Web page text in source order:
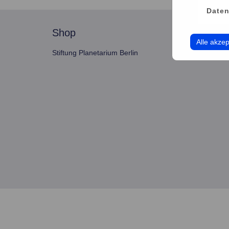
Alle
shop
Stiftung Planetarium Berlin Konto